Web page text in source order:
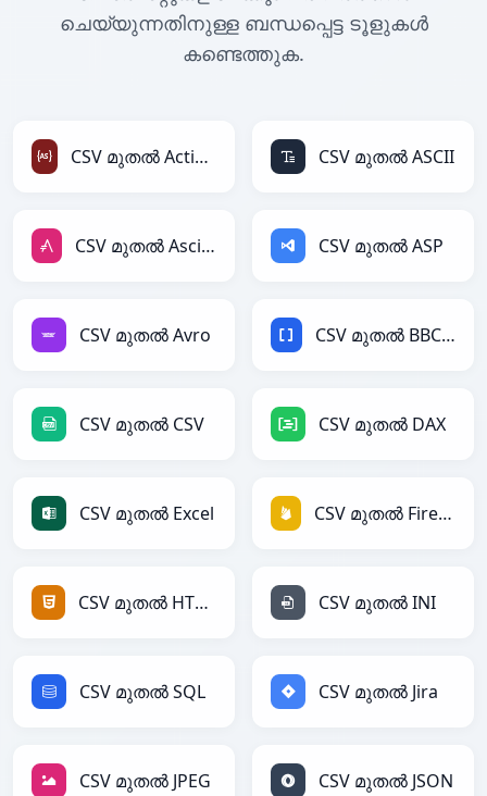
ചെയ്യുന്നതിനുള്ള ബന്ധപ്പെട്ട ടൂളുകൾ
കണ്ടെത്തുക.
CSV മുതൽ ActionScript CSV മുതൽ ASCII
CSV മുതൽ AsciiDoc CSV മുതൽ ASP
CSV മുതൽ Avro CSV മുതൽ BBCode
CSV മുതൽ CSV CSV മുതൽ DAX
CSV മുതൽ Excel CSV മുതൽ Firebase
CSV മുതൽ HTML CSV മുതൽ INI
CSV മുതൽ SQL CSV മുതൽ Jira
CSV മുതൽ JPEG CSV മുതൽ JSON